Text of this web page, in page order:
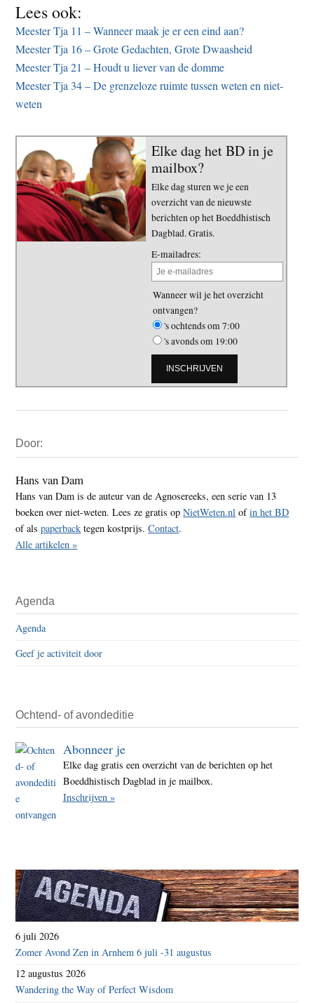
Lees ook:
Meester Tja 11 – Wanneer maak je er een eind aan?
Meester Tja 16 – Grote Gedachten, Grote Dwaasheid
Meester Tja 21 – Houdt u liever van de domme
Meester Tja 34 – De grenzeloze ruimte tussen weten en niet-
weten
Elke dag het BD in je
mailbox?
Elke dag sturen we je een
overzicht van de nieuwste
berichten op het Boeddhistisch
Dagblad. Gratis.
E-mailadres:
Wanneer wil je het overzicht
ontvangen?
's ochtends om 7:00
's avonds om 19:00
Sidebar
Door:
Hans van Dam
Hans van Dam is de auteur van de Agnosereeks, een serie van 13
boeken over niet-weten. Lees ze gratis opNietWeten.nl ofin het BD
of alspaperback tegen kostprijs.Contact.
Alle artikelen »
Agenda
Agenda
Geef je activiteit door
Ochtend- of avondeditie
Abonneer je
Elke dag gratis een overzicht van de berichten op het
Boeddhistisch Dagblad in je mailbox.
Inschrijven »
6 juli 2026
Zomer Avond Zen in Arnhem 6 juli -31 augustus
12 augustus 2026
Wandering the Way of Perfect Wisdom